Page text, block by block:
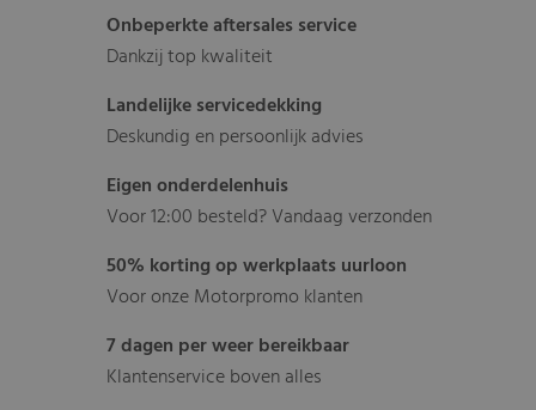
Onbeperkte aftersales service
Dankzij top kwaliteit
Landelijke servicedekking
Deskundig en persoonlijk advies
Eigen onderdelenhuis
Voor 12:00 besteld? Vandaag verzonden
50% korting op werkplaats uurloon
Voor onze Motorpromo klanten
7 dagen per weer bereikbaar
Klantenservice boven alles